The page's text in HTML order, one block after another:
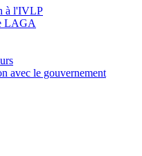
à l'IVLP
LAGA
avec le gouvernement